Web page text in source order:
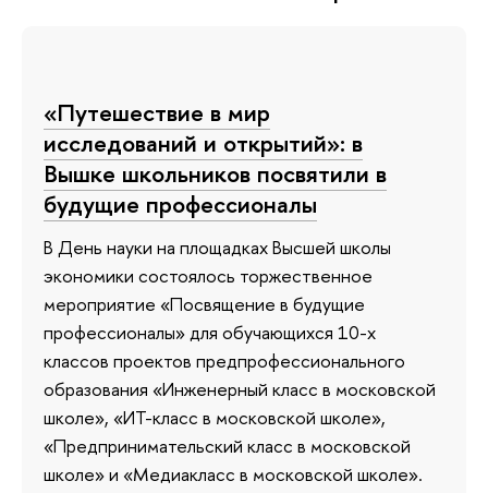
«Путешествие в мир
исследований и открытий»: в
Вышке школьников посвятили в
будущие профессионалы
В День науки на площадках Высшей школы
экономики состоялось торжественное
мероприятие «Посвящение в будущие
профессионалы» для обучающихся 10-х
классов проектов предпрофессионального
образования «Инженерный класс в московской
школе», «ИТ-класс в московской школе»,
«Предпринимательский класс в московской
школе» и «Медиакласс в московской школе».